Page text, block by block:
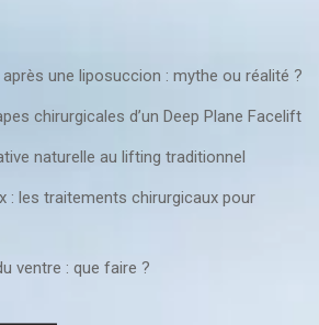
une liposuccion : mythe ou réalité ?
chirurgicales d’un Deep Plane Facelift
naturelle au lifting traditionnel
: les traitements chirurgicaux pour
ventre : que faire ?